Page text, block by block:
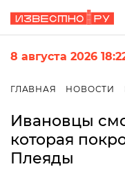
8 августа 2026
ГЛАВНАЯ НОВОСТИ
Ивановцы
которая
Плеяды